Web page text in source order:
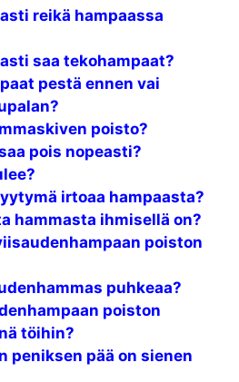
reikä hampaassa
saa tekohampaat?
pestä ennen vai
poisto?
pois nopeasti?
irtoaa hampaasta?
hammasta ihmisellä on?
poiston
puhkeaa?
poiston
töihin?
peniksen pää on sienen